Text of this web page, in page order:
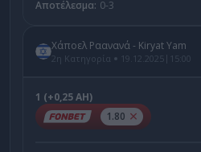
Αποτέλεσμα: 0-3
Χάποελ Ραανανά - Kiryat Yam
2η Κατηγορία 19.12.2025 | 15:00
1 (+0,25 AH)
1.80